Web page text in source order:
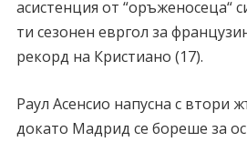
асистенция от “оръженосеца“
ти сезонен евргол за
рекорд на Кристиано (17).
Раул Асенсио напусна с втори
докато Мадрид се бореше за